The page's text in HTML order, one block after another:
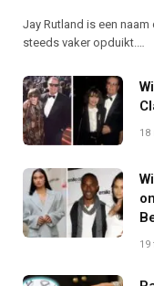
Jay Rutland is een
steeds vaker opduikt.…
18
19